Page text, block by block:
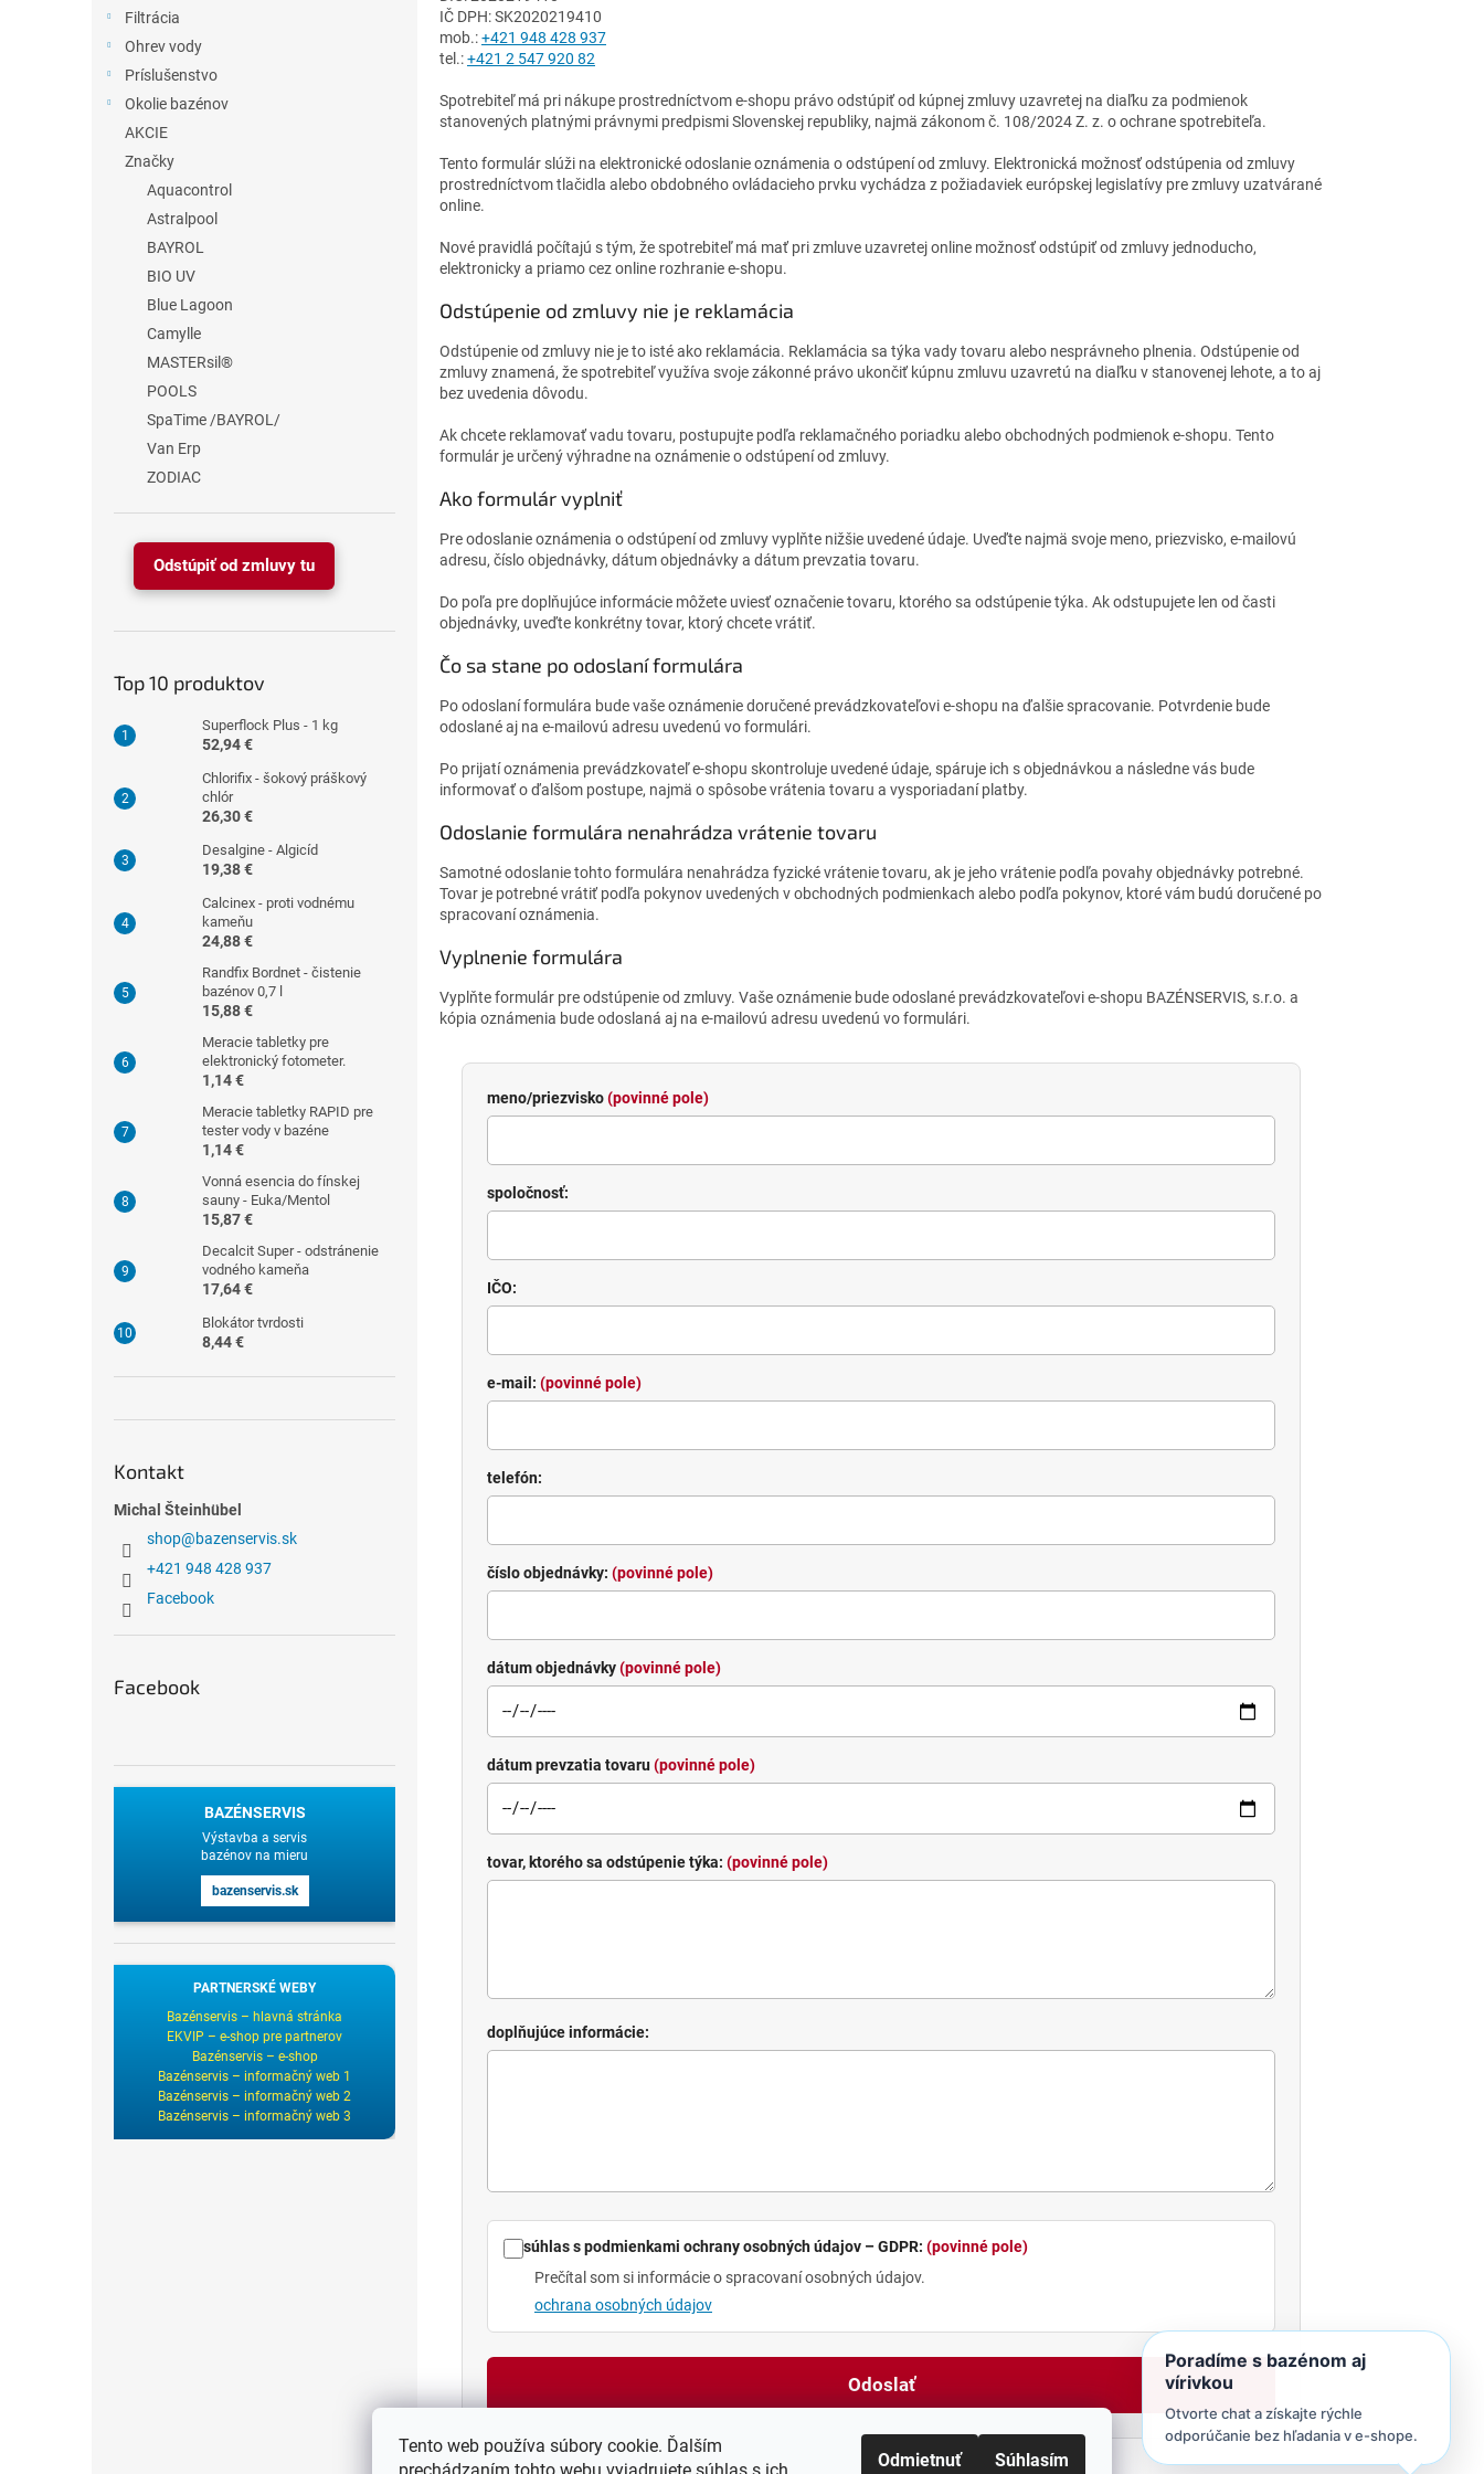
Tento web používa súbory cookie. Ďalším
Odmietnuť Súhlasím
Filtrácia
Ohrev vody
Príslušenstvo
Okolie bazénov
AKCIE
Značky
Aquacontrol
Astralpool
BAYROL
BIO UV
Blue Lagoon
Camylle
MASTERsil®
POOLS
SpaTime /BAYROL/
Van Erp
ZODIAC
Odstúpiť od zmluvy tu
Top 10 produktov
Superflock Plus - 1 kg
52,94 €
Chlorifix - šokový práškový
chlór
26,30 €
Desalgine - Algicíd
19,38 €
Calcinex - proti vodnému
kameňu
24,88 €
Randfix Bordnet - čistenie
bazénov 0,7 l
15,88 €
Meracie tabletky pre
elektronický fotometer.
1,14 €
Meracie tabletky RAPID pre
tester vody v bazéne
1,14 €
Vonná esencia do fínskej
sauny - Euka/Mentol
15,87 €
Decalcit Super - odstránenie
vodného kameňa
17,64 €
Blokátor tvrdosti
8,44 €
Kontakt
Michal Šteinhübel
shop@bazenservis.sk
+421 948 428 937
Facebook
Facebook
BAZÉNSERVIS
Výstavba a servis
bazénov na mieru
bazenservis.sk
PARTNERSKÉ WEBY
Bazénservis – hlavná stránka
EKVIP – e-shop pre partnerov
Bazénservis – e-shop
Bazénservis – informačný web 1
Bazénservis – informačný web 2
Bazénservis – informačný web 3
IČ DPH: SK2020219410
mob.:+421 948 428 937
tel.:+421 2 547 920 82
Spotrebiteľ má pri nákupe prostredníctvom e-shopu právo odstúpiť od kúpnej zmluvy uzavretej na diaľku za podmienok
stanovených platnými právnymi predpismi Slovenskej republiky, najmä zákonom č. 108/2024 Z. z. o ochrane spotrebiteľa.
Tento formulár slúži na elektronické odoslanie oznámenia o odstúpení od zmluvy. Elektronická možnosť odstúpenia od zmluvy
prostredníctvom tlačidla alebo obdobného ovládacieho prvku vychádza z požiadaviek európskej legislatívy pre zmluvy uzatvárané
online.
Nové pravidlá počítajú s tým, že spotrebiteľ má mať pri zmluve uzavretej online možnosť odstúpiť od zmluvy jednoducho,
elektronicky a priamo cez online rozhranie e-shopu.
Odstúpenie od zmluvy nie je reklamácia
Odstúpenie od zmluvy nie je to isté ako reklamácia. Reklamácia sa týka vady tovaru alebo nesprávneho plnenia. Odstúpenie od
zmluvy znamená, že spotrebiteľ využíva svoje zákonné právo ukončiť kúpnu zmluvu uzavretú na diaľku v stanovenej lehote, a to aj
bez uvedenia dôvodu.
Ak chcete reklamovať vadu tovaru, postupujte podľa reklamačného poriadku alebo obchodných podmienok e-shopu. Tento
formulár je určený výhradne na oznámenie o odstúpení od zmluvy.
Ako formulár vyplniť
Pre odoslanie oznámenia o odstúpení od zmluvy vyplňte nižšie uvedené údaje. Uveďte najmä svoje meno, priezvisko, e-mailovú
adresu, číslo objednávky, dátum objednávky a dátum prevzatia tovaru.
Do poľa pre doplňujúce informácie môžete uviesť označenie tovaru, ktorého sa odstúpenie týka. Ak odstupujete len od časti
objednávky, uveďte konkrétny tovar, ktorý chcete vrátiť.
Čo sa stane po odoslaní formulára
Po odoslaní formulára bude vaše oznámenie doručené prevádzkovateľovi e-shopu na ďalšie spracovanie. Potvrdenie bude
odoslané aj na e-mailovú adresu uvedenú vo formulári.
Po prijatí oznámenia prevádzkovateľ e-shopu skontroluje uvedené údaje, spáruje ich s objednávkou a následne vás bude
informovať o ďalšom postupe, najmä o spôsobe vrátenia tovaru a vysporiadaní platby.
Odoslanie formulára nenahrádza vrátenie tovaru
Samotné odoslanie tohto formulára nenahrádza fyzické vrátenie tovaru, ak je jeho vrátenie podľa povahy objednávky potrebné.
Tovar je potrebné vrátiť podľa pokynov uvedených v obchodných podmienkach alebo podľa pokynov, ktoré vám budú doručené po
spracovaní oznámenia.
Vyplnenie formulára
Vyplňte formulár pre odstúpenie od zmluvy. Vaše oznámenie bude odoslané prevádzkovateľovi e-shopu BAZÉNSERVIS, s.r.o. a
kópia oznámenia bude odoslaná aj na e-mailovú adresu uvedenú vo formulári.
meno/priezvisko(povinné pole)
spoločnosť:
IČO:
e-mail: (povinné pole)
telefón:
číslo objednávky: (povinné pole)
dátum objednávky(povinné pole)
dátum prevzatia tovaru(povinné pole)
tovar, ktorého sa odstúpenie týka: (povinné pole)
doplňujúce informácie:
súhlas s podmienkami ochrany osobných údajov – GDPR: (povinné pole)
Prečítal som si informácie o spracovaní osobných údajov.
ochrana osobných údajov
Odoslať
Poradíme s bazénom aj
vírivkou
Otvorte chat a získajte rýchle
odporúčanie bez hľadania v e-shope.